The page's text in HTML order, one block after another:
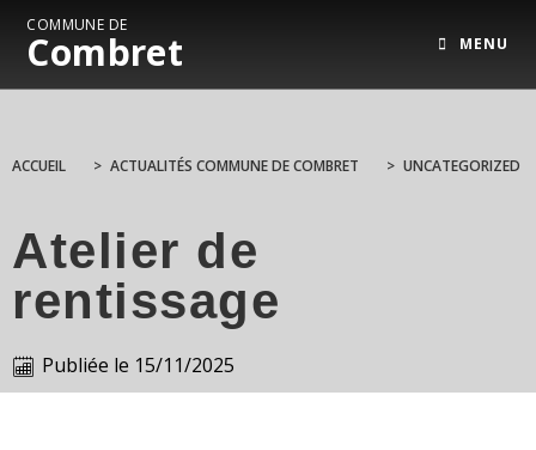
COMMUNE DE
Combret MENU
ACCUEIL > ACTUALITÉS COMMUNE DE COMBRET > UNCATEGORIZED
Atelier de
rentissage
Publiée le 15/11/2025